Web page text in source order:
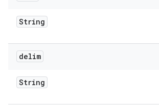
String
delim
String